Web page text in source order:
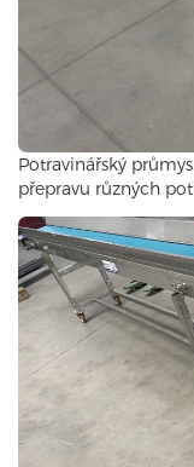
Potravinářský
přepravu různých